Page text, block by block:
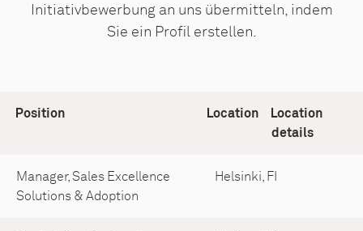
Initiativbewerbung an uns übermitteln, indem
Sie ein Profil erstellen.
Position Location
Location
details
Manager, Sales Excellence
Solutions & Adoption
Helsinki, FI